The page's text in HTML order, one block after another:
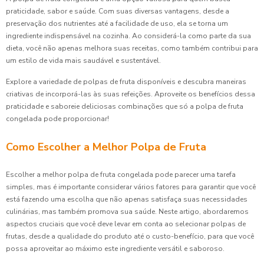
praticidade, sabor e saúde. Com suas diversas vantagens, desde a
preservação dos nutrientes até a facilidade de uso, ela se torna um
ingrediente indispensável na cozinha. Ao considerá-la como parte da sua
dieta, você não apenas melhora suas receitas, como também contribui para
um estilo de vida mais saudável e sustentável.
Explore a variedade de polpas de fruta disponíveis e descubra maneiras
criativas de incorporá-las às suas refeições. Aproveite os benefícios dessa
praticidade e saboreie deliciosas combinações que só a polpa de fruta
congelada pode proporcionar!
Como Escolher a Melhor Polpa de Fruta
Escolher a melhor polpa de fruta congelada pode parecer uma tarefa
simples, mas é importante considerar vários fatores para garantir que você
está fazendo uma escolha que não apenas satisfaça suas necessidades
culinárias, mas também promova sua saúde. Neste artigo, abordaremos
aspectos cruciais que você deve levar em conta ao selecionar polpas de
frutas, desde a qualidade do produto até o custo-benefício, para que você
possa aproveitar ao máximo este ingrediente versátil e saboroso.